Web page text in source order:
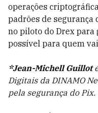
operações
padrões de segurança
no piloto do Drex
possível para quem
*Jean-Michell Guillot
Digitais da DINAMO
pela segurança do Pix.